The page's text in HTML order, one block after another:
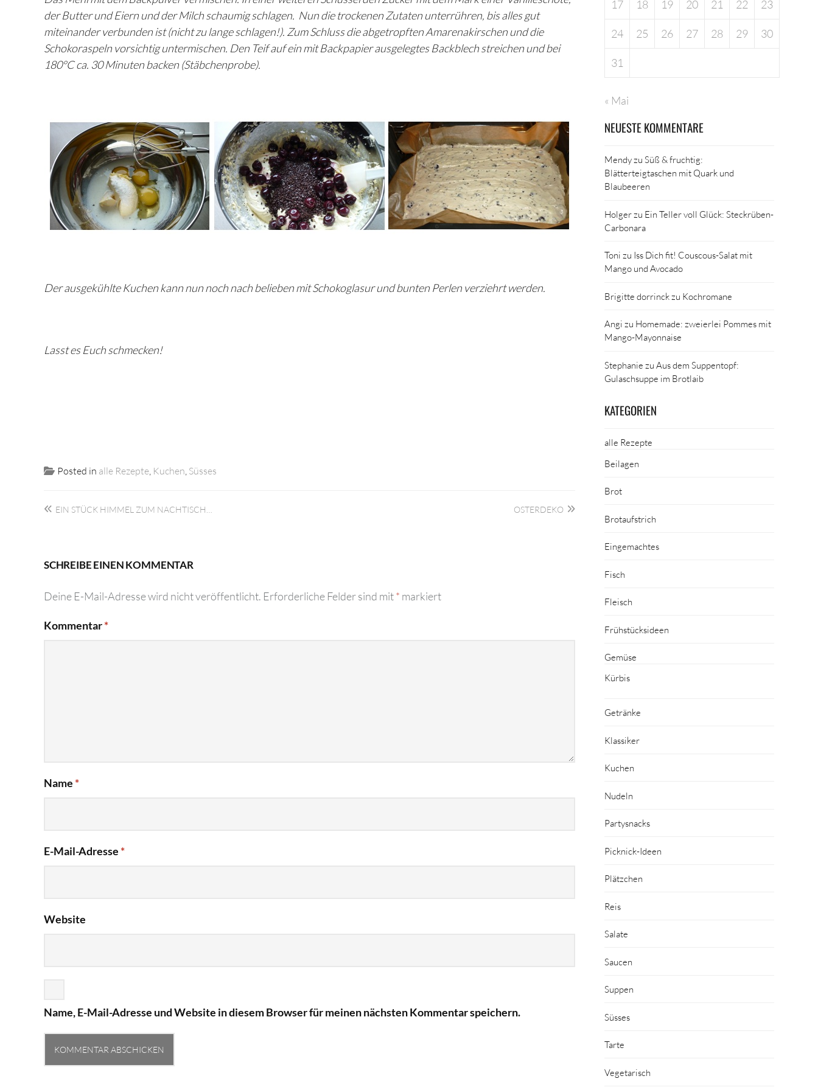
der Butter und Eiern und der Milch schaumig schlagen. Nun die trockenen Zutaten unterrühren, bis alles gut
miteinander verbunden ist (nicht zu lange schlagen!). Zum Schluss die abgetropften Amarenakirschen und die
Schokoraspeln vorsichtig untermischen. Den Teif auf ein mit Backpapier ausgelegtes Backblech streichen und bei
180°C ca. 30 Minuten backen (Stäbchenprobe).
Der ausgekühlte Kuchen kann nun noch nach belieben mit Schokoglasur und bunten Perlen verziehrt werden.
Lasst es Euch schmecken!
Posted in alle Rezepte Kuchen Süsses
Beitragsnavigation
EIN STÜCK HIMMEL ZUM NACHTISCH… OSTERDEKO
SCHREIBE EINEN KOMMENTAR
Deine E-Mail-Adresse wird nicht veröffentlicht. Erforderliche Felder sind mit* markiert
Kommentar*
Name *
E-Mail-Adresse *
Website
Name, E-Mail-Adresse und Website in diesem Browser für meinen nächsten Kommentar speichern.
17 18 19 20 21 22 23
24 25 26 27 28 29 30
31
« Mai
NEUESTE KOMMENTARE
MendyzuSüß & fruchtig:
Blätterteigtaschen mit Quark und
Blaubeeren
Holgerzu Ein Teller voll Glück: Steckrüben-
Carbonara
Toni zu Iss Dich fit! Couscous-Salat mit
Mango und Avocado
Brigitte dorrinckzu Kochromane
Angi zu Homemade: zweierlei Pommes mit
Mango-Mayonnaise
Stephanie zuAus dem Suppentopf:
Gulaschsuppe im Brotlaib
KATEGORIEN
alle Rezepte
Beilagen
Brot
Brotaufstrich
Eingemachtes
Fisch
Fleisch
Frühstücksideen
Gemüse
Kürbis
Getränke
Klassiker
Kuchen
Nudeln
Partysnacks
Picknick-Ideen
Plätzchen
Reis
Salate
Saucen
Suppen
Süsses
Tarte
Vegetarisch